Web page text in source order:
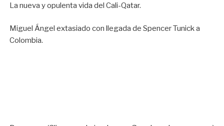
La nueva y opulenta vida del Cali-Qatar.
Miguel Ángel extasiado con llegada de Spencer Tunick a
Colombia.